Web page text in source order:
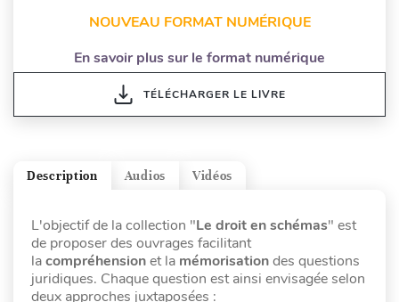
NOUVEAU FORMAT NUMÉRIQUE
En savoir plus sur le format numérique
TÉLÉCHARGER LE LIVRE
Vidéos
Audios
Description
L'objectif de la collection "Le droit en schémas" est
de proposer des ouvrages facilitant
lacompréhensionet la mémorisationdes questions
juridiques. Chaque question est ainsi envisagée selon
deux approches juxtaposées :